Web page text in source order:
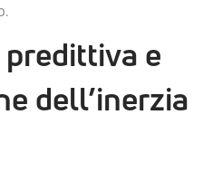
e
dell’inerzia